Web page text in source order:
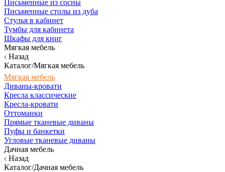
Письменные из сосны
Письменные столы из дуба
Стулья в кабинет
Тумбы для кабинета
Шкафы для книг
Мягкая мебель
Назад
Каталог/Мягкая мебель
Мягкая мебель
Диваны-кровати
Кресла классические
Кресла-кровати
Оттоманки
Прямые тканевые диваны
Пуфы и банкетки
Угловые тканевые диваны
Дачная мебель
Назад
Каталог/Дачная мебель